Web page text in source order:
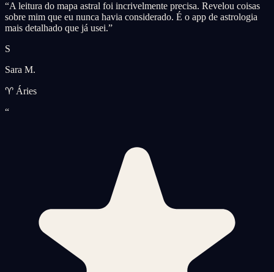
“A leitura do mapa astral foi incrivelmente precisa. Revelou coisas
sobre mim que eu nunca havia considerado. É o app de astrologia
mais detalhado que já usei.”
S
Sara M.
♈ Áries
“